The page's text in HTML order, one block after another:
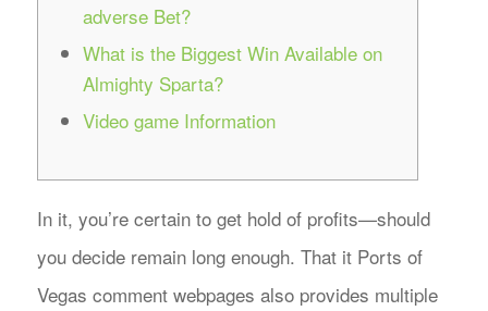
adverse Bet?
What is the Biggest Win Available on
Almighty Sparta?
Video game Information
In it, you’re certain to get hold of profits—should
you decide remain long enough. That it Ports of
Vegas comment webpages also provides multiple